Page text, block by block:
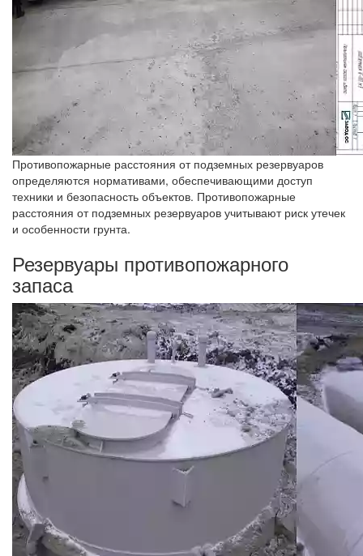
Противопожарные расстояния от подземных резервуаров
определяются нормативами, обеспечивающими доступ
техники и безопасность объектов. Противопожарные
расстояния от подземных резервуаров учитывают риск утечек
и особенности грунта.
Резервуары противопожарного
запаса